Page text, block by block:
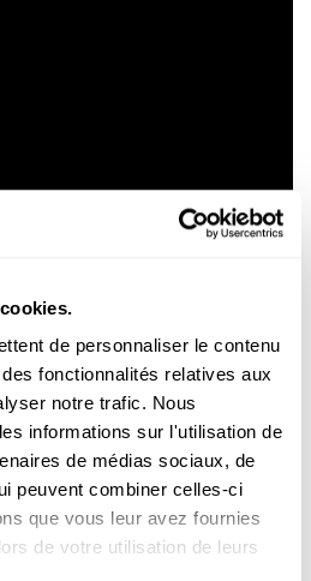
de personnaliser le contenu
fonctionnalités relatives aux
notre trafic. Nous
informations sur l'utilisation de
de médias sociaux, de
peuvent combiner celles-ci
que vous leur avez fournies
de votre utilisation de leurs
so schwer zu